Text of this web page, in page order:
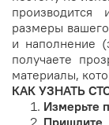
производится
размеры
и наполнение
получаете
материалы,
КАК УЗНАТЬ
Измерьте